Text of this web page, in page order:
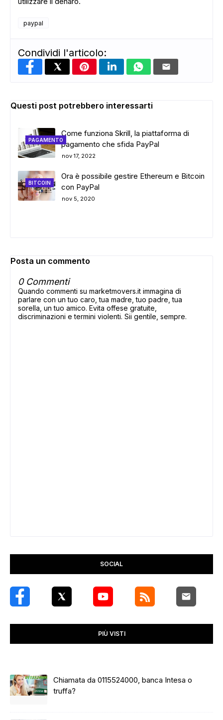
paypal
Condividi l'articolo:
Questi post potrebbero interessarti
PAGAMENTO
Come funziona Skrill, la piattaforma di
pagamento che sfida PayPal
nov 17, 2022
BITCOIN
Ora è possibile gestire Ethereum e Bitcoin
con PayPal
nov 5, 2020
Posta un commento
0 Commenti
Quando commenti su marketmovers.it immagina di
parlare con un tuo caro, tua madre, tuo padre, tua
sorella, un tuo amico. Evita offese gratuite,
discriminazioni e termini violenti. Sii gentile, sempre.
SOCIAL
PIÙ VISTI
Chiamata da 0115524000, banca Intesa o
truffa?